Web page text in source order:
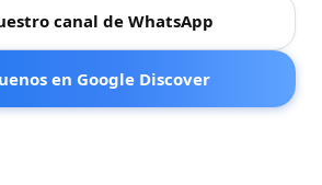
canal de WhatsApp
en Google Discover